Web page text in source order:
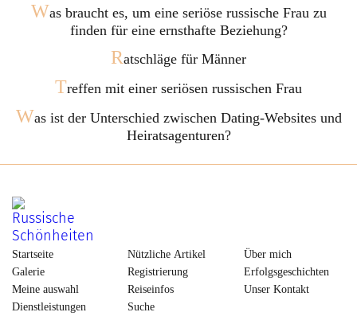
Was braucht es, um eine seriöse russische Frau zu
finden für eine ernsthafte Beziehung?
Ratschläge für Männer
Treffen mit einer seriösen russischen Frau
Was ist der Unterschied zwischen Dating-Websites und
Heiratsagenturen?
Startseite
Galerie
Meine auswahl
Dienstleistungen
Nützliche Artikel
Registrierung
Reiseinfos
Suche
Über mich
Erfolgsgeschichten
Unser Kontakt